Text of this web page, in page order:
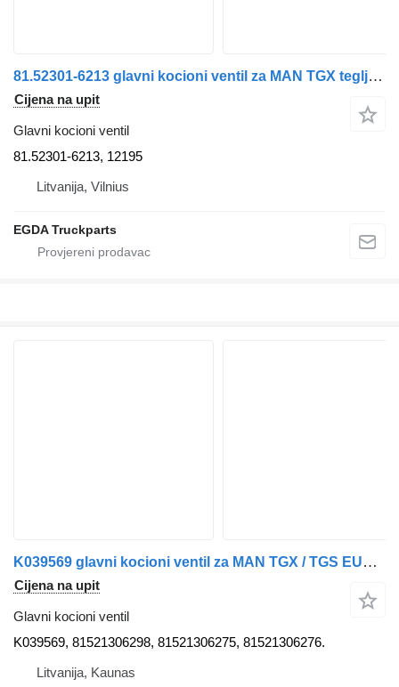
81.52301-6213 glavni kocioni ventil za MAN TGX tegljača
Cijena na upit
Glavni kocioni ventil
81.52301-6213, 12195
Litvanija, Vilnius
EGDA Truckparts
K039569 glavni kocioni ventil za MAN TGX / TGS EURO6 tegljača
Cijena na upit
Glavni kocioni ventil
K039569, 81521306298, 81521306275, 81521306276.
Litvanija, Kaunas